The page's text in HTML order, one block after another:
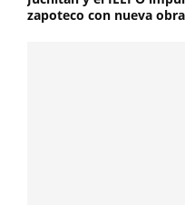
zapoteco con nueva